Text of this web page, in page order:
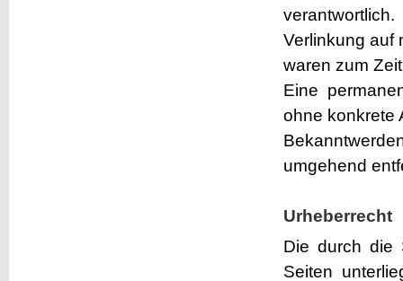
Verlinkung auf
waren zum
Eine
ohne konkrete
umgehend
Urheberrecht
Die durch die
Seiten